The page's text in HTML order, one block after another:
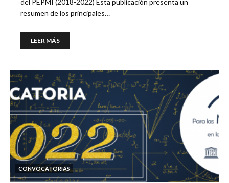
del PEPMI (2018-2022) Esta publicación presenta un
resumen de los principales…
LEER MÁS
CONVOCATORIAS